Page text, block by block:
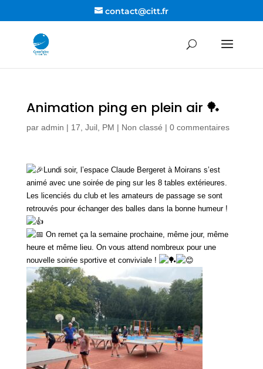
contact@citt.fr
Animation ping en plein air 🏓
par admin | 17, Juil, PM | Non classé | 0 commentaires
Lundi soir, l’espace Claude Bergeret à Moirans s’est
animé avec une soirée de ping sur les 8 tables extérieures.
Les licenciés du club et les amateurs de passage se sont
retrouvés pour échanger des balles dans la bonne humeur !
On remet ça la semaine prochaine, même jour, même
heure et même lieu. On vous attend nombreux pour une
nouvelle soirée sportive et conviviale !